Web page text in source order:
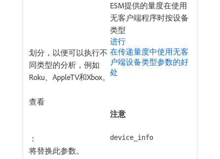
ESM提供的量度在使用
无客户端程序时按设备
类型
进行
划分，以便可以执行不
同类型的分析，例如
Roku、AppleTV和Xbox。
查看
在传递量度中使用无客
户端设备类型参数的好
处​
注意
： device_info
将替换此参数。